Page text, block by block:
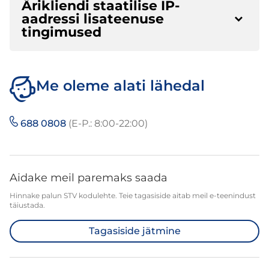
Ärikliendi staatilise IP-
aadressi lisateenuse
tingimused
Me oleme alati lähedal
688 0808 (E-P.: 8:00-22:00)
Aidake meil paremaks saada
Hinnake palun STV kodulehte. Teie tagasiside aitab meil e-teenindust
täiustada.
Tagasiside jätmine